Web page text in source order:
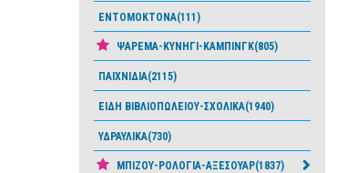
ΕΝΤΟΜΟΚΤΟΝΑ(111)
ΨΑΡΕΜΑ-ΚΥΝΗΓΙ-ΚΑΜΠΙΝΓΚ(805)
ΠΑΙΧΝΙΔΙΑ(2115)
ΕΙΔΗ ΒΙΒΛΙΟΠΩΛΕΙΟΥ-ΣΧΟΛΙΚΑ(1940)
ΥΔΡΑΥΛΙΚΑ(730)
ΜΠΙΖΟΥ-ΡΟΛΟΓΙΑ-ΑΞΕΣΟΥΑΡ(1837)
ΛΊΣΤΑ ΕΠΙΘΥΜΙΏΝ